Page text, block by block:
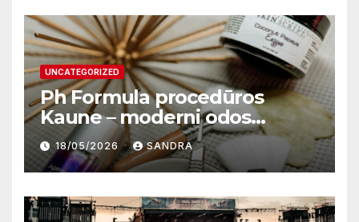
UNCATEGORIZED
Ph Formula procedūros
Kaune – moderni odos
atnaujinimo sistema
18/05/2026 SANDRA